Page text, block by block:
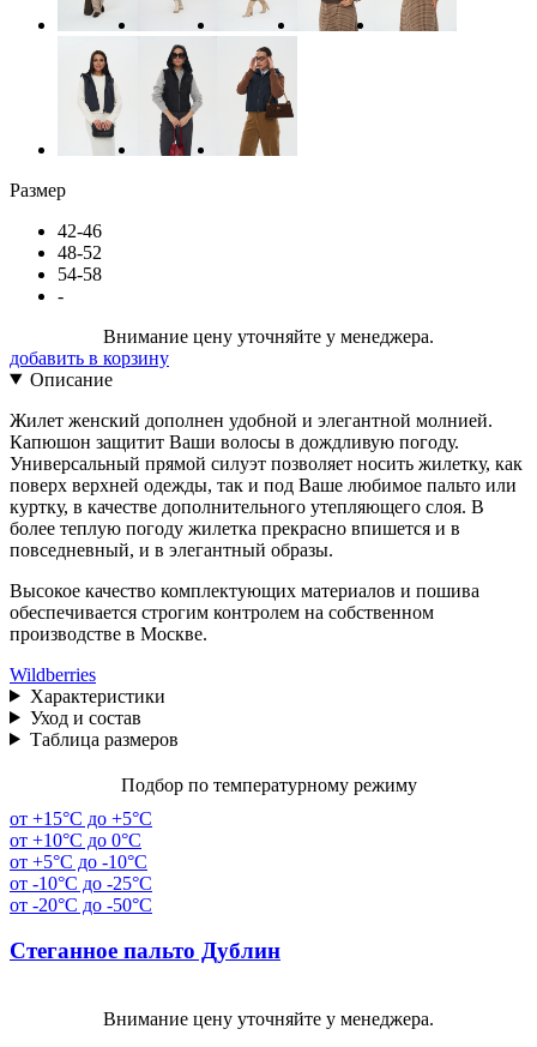
Размер
42-46
48-52
54-58
-
Внимание цену уточняйте у менеджера.
добавить в корзину
Описание
Жилет женский дополнен удобной и элегантной молнией.
Капюшон защитит Ваши волосы в дождливую погоду.
Универсальный прямой силуэт позволяет носить жилетку, как
поверх верхней одежды, так и под Ваше любимое пальто или
куртку, в качестве дополнительного утепляющего слоя. В
более теплую погоду жилетка прекрасно впишется и в
повседневный, и в элегантный образы.
Высокое качество комплектующих материалов и пошива
обеспечивается строгим контролем на собственном
производстве в Москве.
Wildberries
Характеристики
Уход и состав
Таблица размеров
Подбор по температурному режиму
от +15°C до +5°C
от +10°C до 0°C
от +5°C до -10°C
от -10°C до -25°C
от -20°C до -50°C
Стеганное пальто Дублин
Внимание цену уточняйте у менеджера.